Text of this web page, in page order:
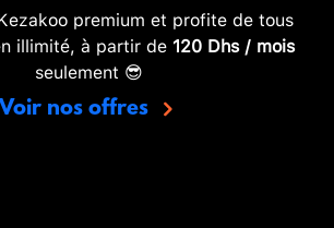
premium et profite de tous
illimité, à partir de 120 Dhs / mois
seulement 😎
Voir nos offres